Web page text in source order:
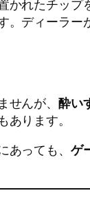
れたチップ
ディーラ
せんが、酔い
ります。
あっても、ゲ